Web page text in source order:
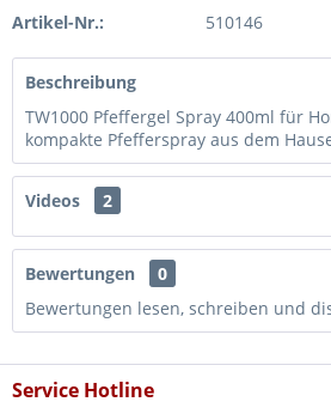
Artikel-Nr.: 510146
Beschreibung
TW1000 Pfeffergel Spray 400ml für
kompakte Pfefferspray aus dem
Videos 2
Bewertungen
0
Bewertungen lesen, schreiben und
Service Hotline